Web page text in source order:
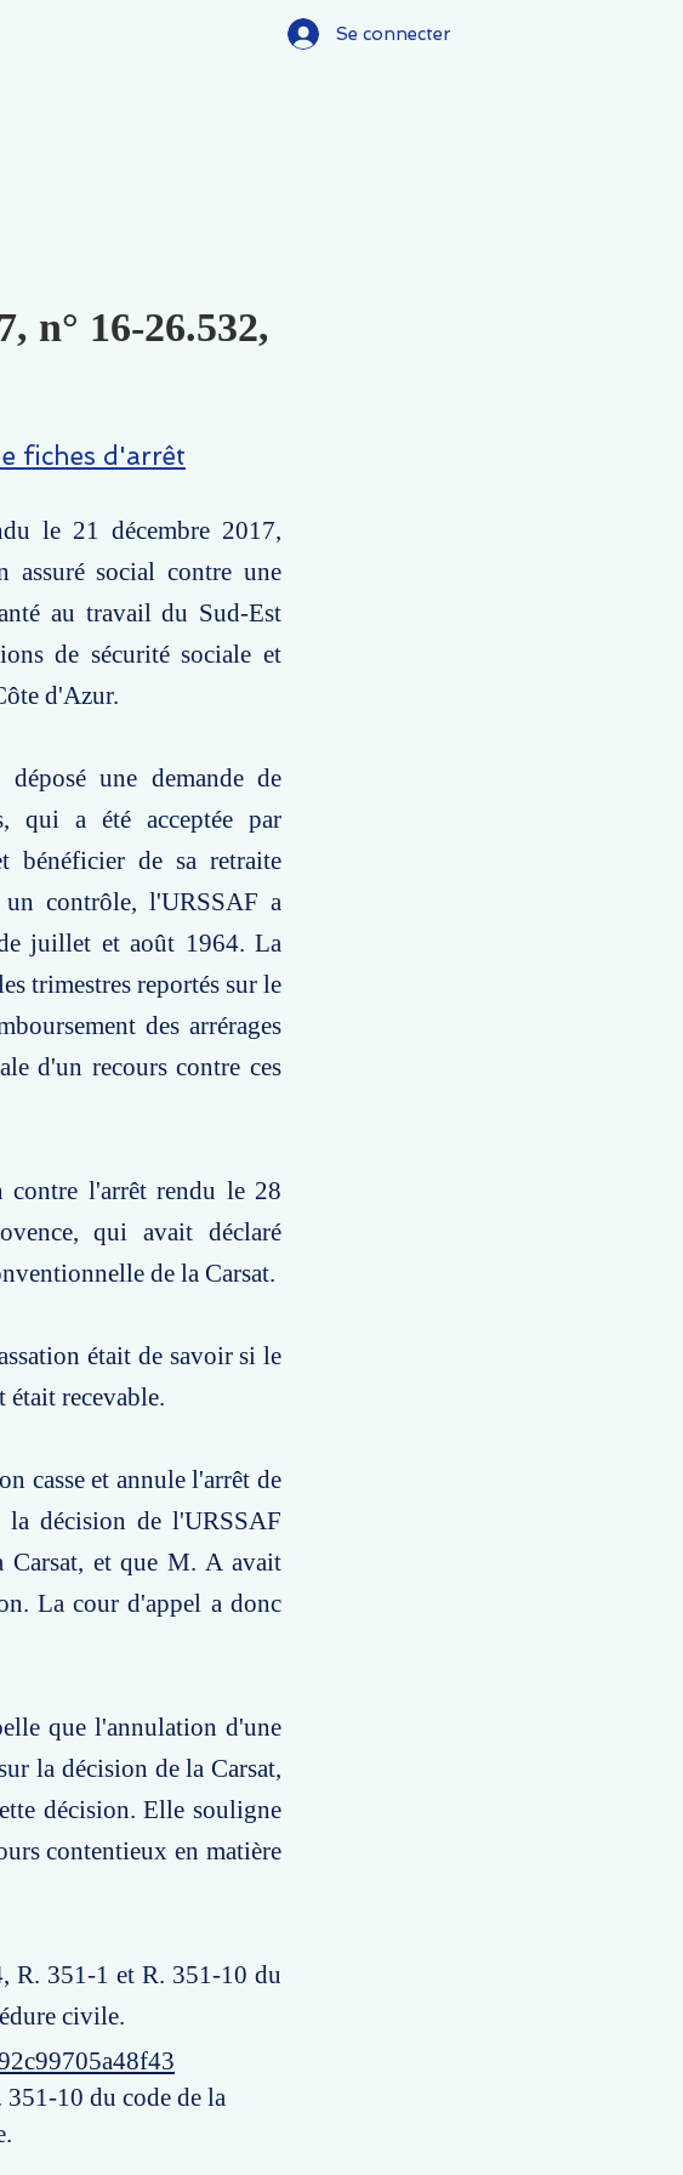
Se connecter
n° 16-26.532,
fiches d'arrêt
le 21 décembre 2017,
assuré social contre une
au travail du Sud-Est
de sécurité sociale et
d'Azur.
une demande de
qui a été acceptée par
bénéficier de sa retraite
contrôle, l'URSSAF a
juillet et août 1964. La
trimestres reportés sur le
des arrérages
d'un recours contre ces
l'arrêt rendu le 28
qui avait déclaré
de la Carsat.
était de savoir si le
était recevable.
casse et annule l'arrêt de
décision de l'URSSAF
et que M. A avait
La cour d'appel a donc
que l'annulation d'une
la décision de la Carsat,
décision. Elle souligne
contentieux en matière
R. 351-1 et R. 351-10 du
civile.
10 du code de la